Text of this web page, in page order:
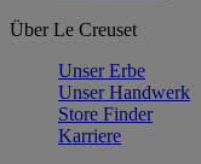
Über Le Creuset
Unser Erbe
Unser Handwerk
Store Finder
Karriere